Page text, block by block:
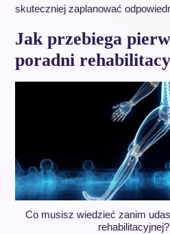
skuteczniej zaplanować
Jak przebiega
poradni
Co musisz wiedzieć zanim
rehabilitacyjnej?